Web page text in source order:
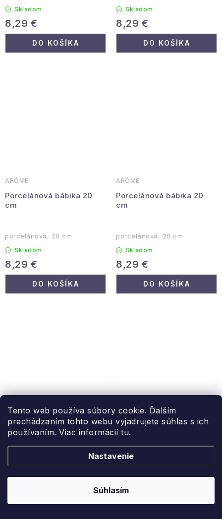
Tento web používa súbory cookie. Ďalším
prechádzaním tohto webu vyjadrujete súhlas s ich
používaním. Viac informácií tu.
Nastavenie
Súhlasím
Skladom
8,29 €
DO KOŠÍKA
Skladom
8,29 €
DO KOŠÍKA
ARÔME
Porcelánová bábika 20
cm
porcelánová, 20 cm
Skladom
8,29 €
DO KOŠÍKA
ARÔME
Porcelánová bábika 20
cm
porcelánová, 20 cm
Skladom
8,29 €
DO KOŠÍKA
ARÔME
Porcelánová bábika 20
cm
porcelánová, 20 cm
8,29 €
ARÔME
Porcelánová bábika 20
cm
porcelánová, 20 cm
Skladom
8,29 €